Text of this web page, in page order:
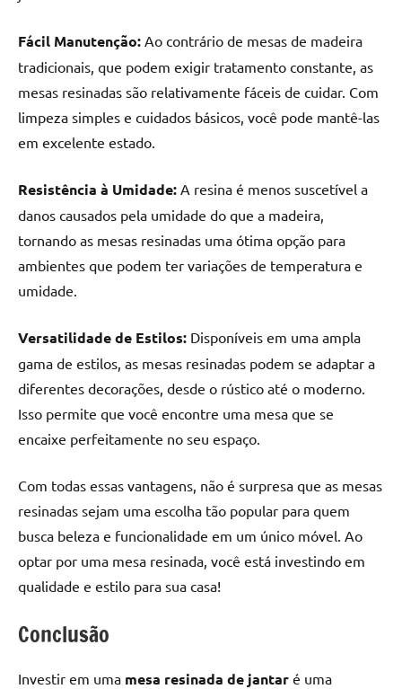
Fácil Manutenção: Ao contrário de mesas de madeira
tradicionais, que podem exigir tratamento constante, as
mesas resinadas são relativamente fáceis de cuidar. Com
limpeza simples e cuidados básicos, você pode mantê-las
em excelente estado.
Resistência à Umidade: A resina é menos suscetível a
danos causados pela umidade do que a madeira,
tornando as mesas resinadas uma ótima opção para
ambientes que podem ter variações de temperatura e
umidade.
Versatilidade de Estilos: Disponíveis em uma ampla
gama de estilos, as mesas resinadas podem se adaptar a
diferentes decorações, desde o rústico até o moderno.
Isso permite que você encontre uma mesa que se
encaixe perfeitamente no seu espaço.
Com todas essas vantagens, não é surpresa que as mesas
resinadas sejam uma escolha tão popular para quem
busca beleza e funcionalidade em um único móvel. Ao
optar por uma mesa resinada, você está investindo em
qualidade e estilo para sua casa!
Conclusão
Investir em uma mesa resinada de jantar é uma